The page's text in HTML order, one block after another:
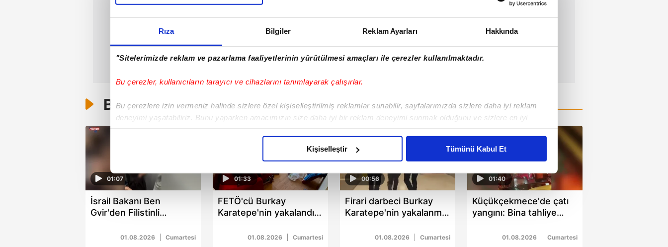
Rıza Bilgiler Reklam Ayarları Hakkında
"Sitelerimizde reklam ve pazarlama faaliyetlerinin yürütülmesi amaçları ile çerezler kullanılmaktadır.
Bu çerezler, kullanıcıların tarayıcı ve cihazlarını tanımlayarak çalışırlar.
Bu çerezlere izin vermeniz halinde sizlere özel kişiselleştirilmiş reklamlar sunabilir, sayfalarımızda sizlere daha iyi reklam
deneyimi yaşatabiliriz. Bunu yaparken amacımızın size daha iyi bir reklam deneyimi sunmak olduğunu ve sizlere en iyi
Sizlere daha iyi bir hizmet sunabilmek için İnternet Sitemizde kendimize ve üçüncü kişilere ait çerezler kullanılmaktadır. Bu
çerezler vasıtasıyla çeşitli kişisel verileriniz işlenmekte olup gerekli olan çerezler bilgi toplumu hizmetlerinin sunulması
amacıyla kullanılmaktadır. Diğer çerezler, sitemizin daha işlevsel kılınması ve kişiselleştirilmesi ve sizlere yönelik
Kişiselleştir Tümünü Kabul Et
Bunlar da Var
01:07
İsrail Bakanı Ben
Gvir'den Filistinli
01.08.2026 Cumartesi
01:33
FETÖ'cü Burkay
Karatepe'nin yakalandığı
01.08.2026 Cumartesi
00:56
Firari darbeci Burkay
Karatepe'nin yakalanma
01.08.2026 Cumartesi
01:40
Küçükçekmece'de çatı
yangını: Bina tahliye
01.08.2026 Cumartesi